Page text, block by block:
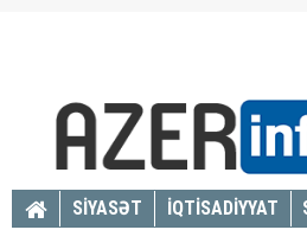
SİYASƏT İQTİSADİYYAT